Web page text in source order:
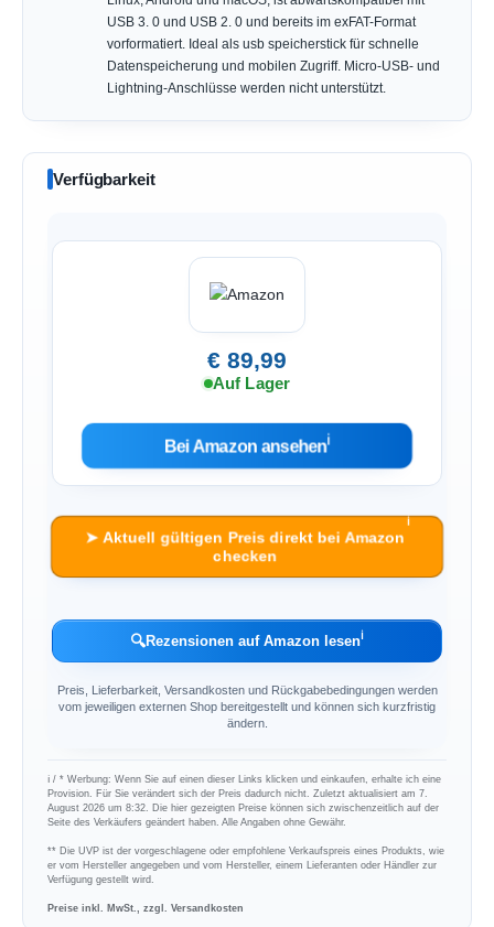
USB 3. 0 und USB 2. 0 und bereits im exFAT-Format
vorformatiert. Ideal als usb speicherstick für schnelle
Datenspeicherung und mobilen Zugriff. Micro-USB- und
Lightning-Anschlüsse werden nicht unterstützt.
Verfügbarkeit
€ 89,99
Auf Lager
Bei Amazon ansehenℹ︎
➤ Aktuell gültigen Preis direkt bei Amazon
checken
ℹ︎
🔍Rezensionen auf Amazon lesenℹ︎
Preis, Lieferbarkeit, Versandkosten und Rückgabebedingungen werden
vom jeweiligen externen Shop bereitgestellt und können sich kurzfristig
ändern.
ℹ︎ / * Werbung: Wenn Sie auf einen dieser Links klicken und einkaufen, erhalte ich eine
Provision. Für Sie verändert sich der Preis dadurch nicht. Zuletzt aktualisiert am 7.
August 2026 um 8:32. Die hier gezeigten Preise können sich zwischenzeitlich auf der
Seite des Verkäufers geändert haben. Alle Angaben ohne Gewähr.
** Die UVP ist der vorgeschlagene oder empfohlene Verkaufspreis eines Produkts, wie
er vom Hersteller angegeben und vom Hersteller, einem Lieferanten oder Händler zur
Verfügung gestellt wird.
Preise inkl. MwSt., zzgl. Versandkosten